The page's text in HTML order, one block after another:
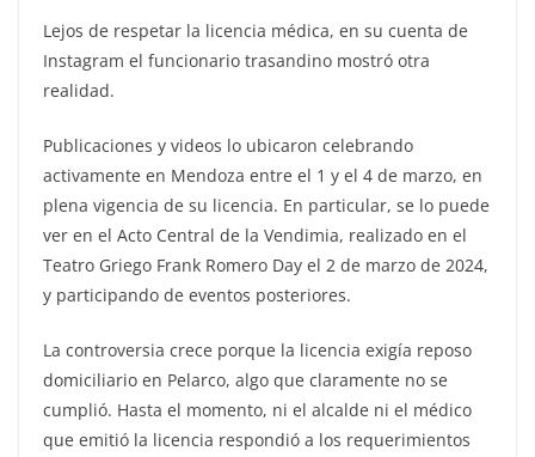
Lejos de respetar la licencia médica, en su cuenta de
Instagram el funcionario trasandino mostró otra
realidad.
Publicaciones y videos lo ubicaron celebrando
activamente en Mendoza entre el 1 y el 4 de marzo, en
plena vigencia de su licencia. En particular, se lo puede
ver en el Acto Central de la Vendimia, realizado en el
Teatro Griego Frank Romero Day el 2 de marzo de 2024,
y participando de eventos posteriores.
La controversia crece porque la licencia exigía reposo
domiciliario en Pelarco, algo que claramente no se
cumplió. Hasta el momento, ni el alcalde ni el médico
que emitió la licencia respondió a los requerimientos